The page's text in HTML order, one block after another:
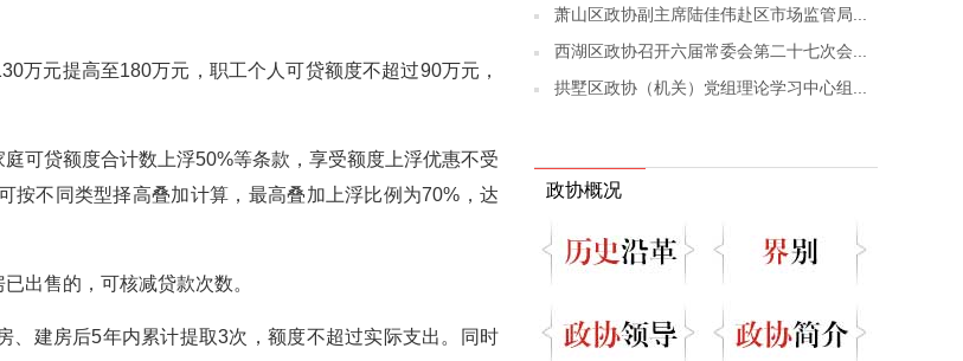
万元提高至180万元，职工个人可贷额度不超过90万元，
可贷额度合计数上浮50%等条款，享受额度上浮优惠不受
按不同类型择高叠加计算，最高叠加上浮比例为70%，达
出售的，可核减贷款次数。
建房后5年内累计提取3次，额度不超过实际支出。同时
萧山区政协副主席陆佳伟赴区市场监管局...
西湖区政协召开六届常委会第二十七次会...
拱墅区政协（机关）党组理论学习中心组...
政协概况